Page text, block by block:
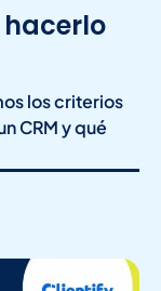
los criterios
CRM y qué